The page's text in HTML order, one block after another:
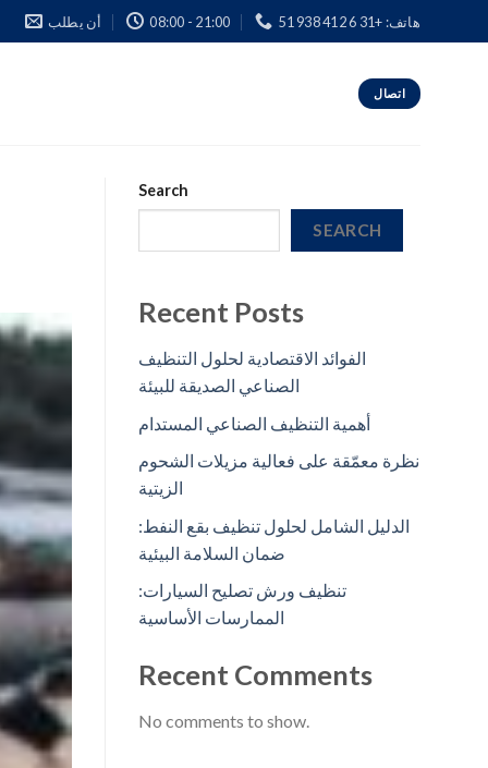
أن يطلب 08:00 - 21:00 هاتف: +31 6 412 938 51
اتصال
Search
SEARCH
Recent Posts
الفوائد الاقتصادية لحلول التنظيف
الصناعي الصديقة للبيئة
أهمية التنظيف الصناعي المستدام
نظرة معمّقة على فعالية مزيلات الشحوم
الزيتية
الدليل الشامل لحلول تنظيف بقع النفط:
ضمان السلامة البيئية
تنظيف ورش تصليح السيارات:
الممارسات الأساسية
Recent Comments
No comments to show.